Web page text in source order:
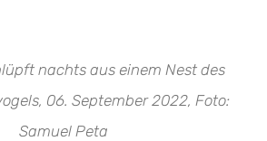
nachts aus einem Nest des
06. September 2022, Foto:
Samuel Peta